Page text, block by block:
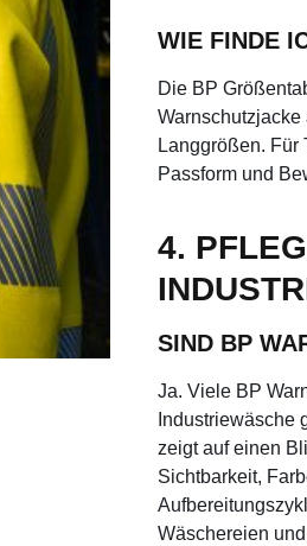
WIE FINDE
Die BP
Langgrößen. Für
Passform und
4.
SIND BP
Ja. Viele BP
Industriewäsche
zeigt auf einen
Sichtbarkeit,
Wäschereien